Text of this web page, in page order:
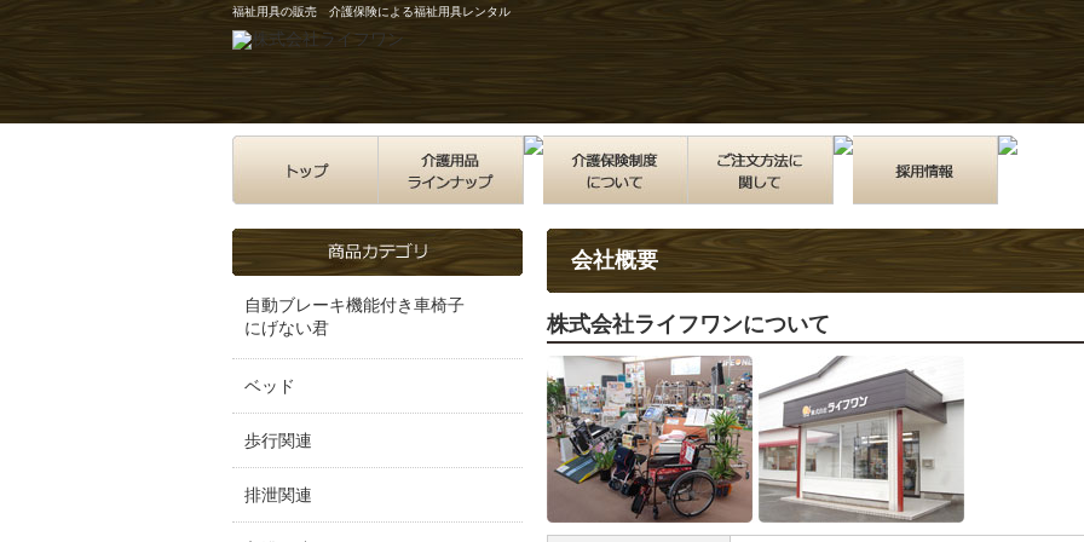
福祉用具の販売 介護保険による福祉用具レンタル
自動ブレーキ機能付き車椅子
にげない君
ベッド
歩行関連
排泄関連
会社概要
株式会社ライフワンについて